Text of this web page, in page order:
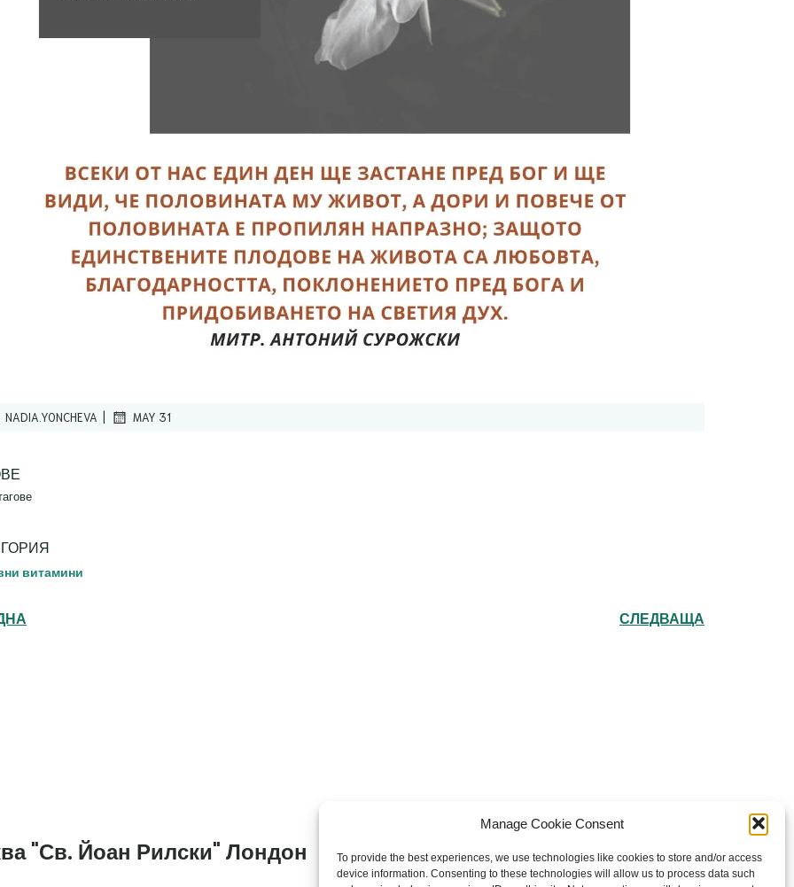
Manage Cookie Consent
To provide the best experiences, we use technologies like cookies to store and/or access
device information. Consenting to these technologies will allow us to process data such
NADIA.YONCHEVA | MAY 31
витамини
СЛЕДВАЩА
"Св. Йоан Рилски" Лондон
The Bulgarian Orthodox Community of St John
Charity number: 1199201